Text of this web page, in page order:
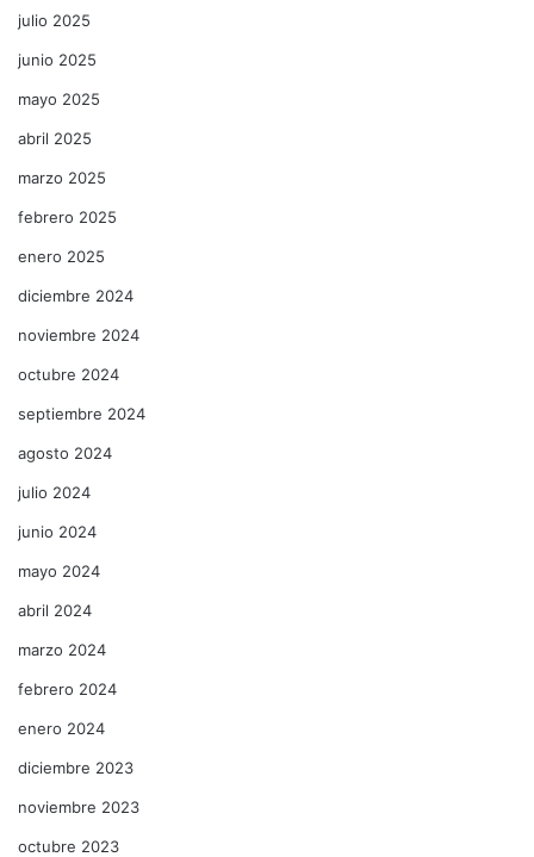
julio 2025
junio 2025
mayo 2025
abril 2025
marzo 2025
febrero 2025
enero 2025
diciembre 2024
noviembre 2024
octubre 2024
septiembre 2024
agosto 2024
julio 2024
junio 2024
mayo 2024
abril 2024
marzo 2024
febrero 2024
enero 2024
diciembre 2023
noviembre 2023
octubre 2023